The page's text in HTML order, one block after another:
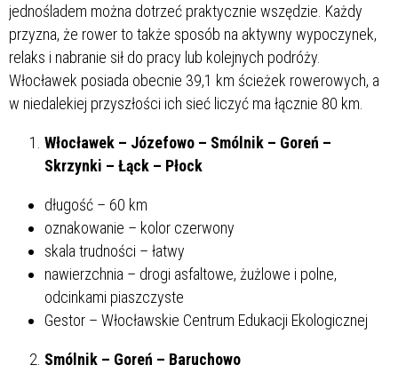
jednośladem można dotrzeć praktycznie wszędzie. Każdy
przyzna, że rower to także sposób na aktywny wypoczynek,
relaks i nabranie sił do pracy lub kolejnych podróży.
Włocławek posiada obecnie 39,1 km ścieżek rowerowych, a
w niedalekiej przyszłości ich sieć liczyć ma łącznie 80 km.
Włocławek – Józefowo – Smólnik – Goreń –
Skrzynki – Łąck – Płock
długość – 60 km
oznakowanie – kolor czerwony
skala trudności – łatwy
nawierzchnia – drogi asfaltowe, żużlowe i polne,
odcinkami piaszczyste
Gestor – Włocławskie Centrum Edukacji Ekologicznej
Smólnik – Goreń – Baruchowo